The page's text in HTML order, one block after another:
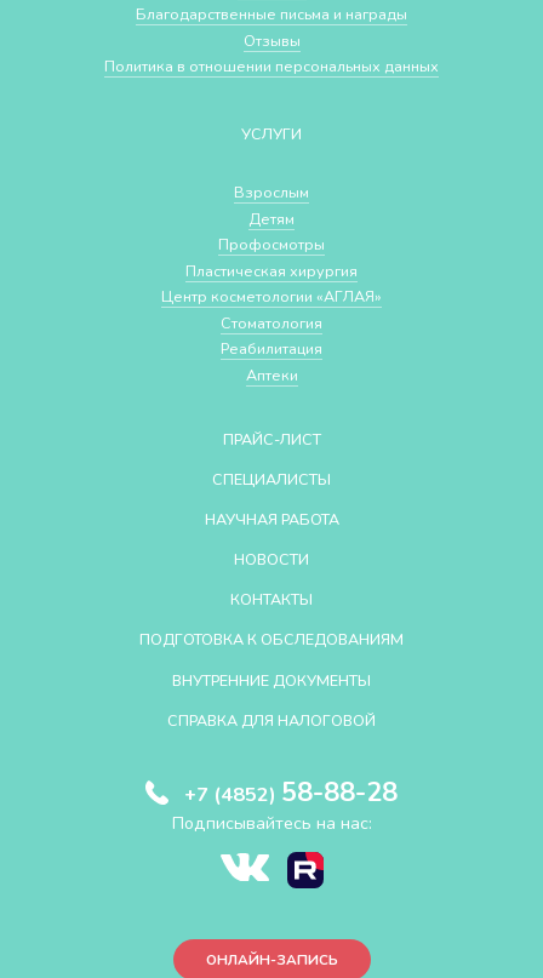
Благодарственные письма и награды
Отзывы
Политика в отношении персональных данных
УСЛУГИ
Взрослым
Детям
Профосмотры
Пластическая хирургия
Центр косметологии «АГЛАЯ»
Стоматология
Реабилитация
Аптеки
ПРАЙС-ЛИСТ
СПЕЦИАЛИСТЫ
НАУЧНАЯ РАБОТА
НОВОСТИ
КОНТАКТЫ
ПОДГОТОВКА К ОБСЛЕДОВАНИЯМ
ВНУТРЕННИЕ ДОКУМЕНТЫ
СПРАВКА ДЛЯ НАЛОГОВОЙ
+7 (4852) 58-88-28
Подписывайтесь на нас:
ОНЛАЙН-ЗАПИСЬ